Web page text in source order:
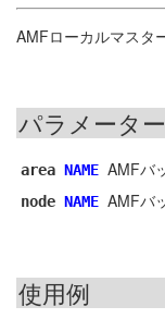
AMFローカルマスタ
パラメーター
area NAME AMFバ
node NAME AMFバ
使用例